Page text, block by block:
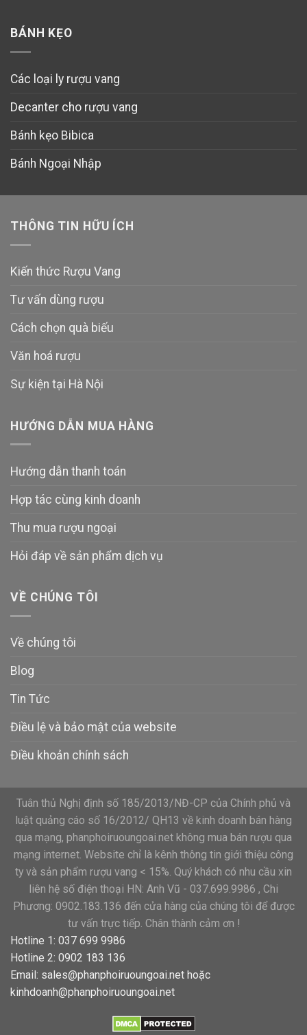
BÁNH KẸO
Các loại ly rượu vang
Decanter cho rượu vang
Bánh kẹo Bibica
Bánh Ngoại Nhập
THÔNG TIN HỮU ÍCH
Kiến thức Rượu Vang
Tư vấn dùng rượu
Cách chọn quà biếu
Văn hoá rượu
Sự kiện tại Hà Nội
HƯỚNG DẪN MUA HÀNG
Hướng dẫn thanh toán
Hợp tác cùng kinh doanh
Thu mua rượu ngoại
Hỏi đáp về sản phẩm dịch vụ
VỀ CHÚNG TÔI
Về chúng tôi
Blog
Tin Tức
Điều lệ và bảo mật của website
Điều khoản chính sách
Tuân thủ Nghị định số 185/2013/NĐ-CP của Chính phủ và
luật quảng cáo số 16/2012/ QH13 về kinh doanh bán hàng
qua mạng, phanphoiruoungoai.net không mua bán rượu qua
mạng internet. Website chỉ là kênh thông tin giới thiệu công
ty và sản phẩm rượu vang < 15%. Quý khách có nhu cầu xin
liên hệ số điện thoại HN: Anh Vũ - 037.699.9986 , Chi
Phương: 0902.183.136 đến cửa hàng của chúng tôi để được
tư vấn trực tiếp. Chân thành cảm ơn !
Hotline 1: 037 699 9986
Hotline 2: 0902 183 136
Email: sales@phanphoiruoungoai.net hoặc
kinhdoanh@phanphoiruoungoai.net